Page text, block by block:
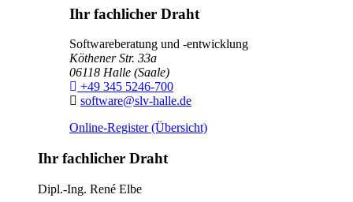
Ihr fachlicher Draht
Softwareberatung und -entwicklung
Köthener Str. 33a
06118 Halle (Saale)
Telefon:
+49 345 5246-700
E-Mail:
software@slv-halle.de
Online-Register (Übersicht)
Ihr fachlicher Draht
Dipl.-Ing. René Elbe